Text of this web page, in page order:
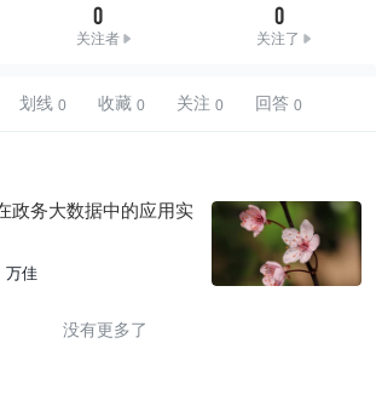
0
关注者
0
关注了
划线 收藏 关注 回答
政务大数据中的应用实
万佳
没有更多了